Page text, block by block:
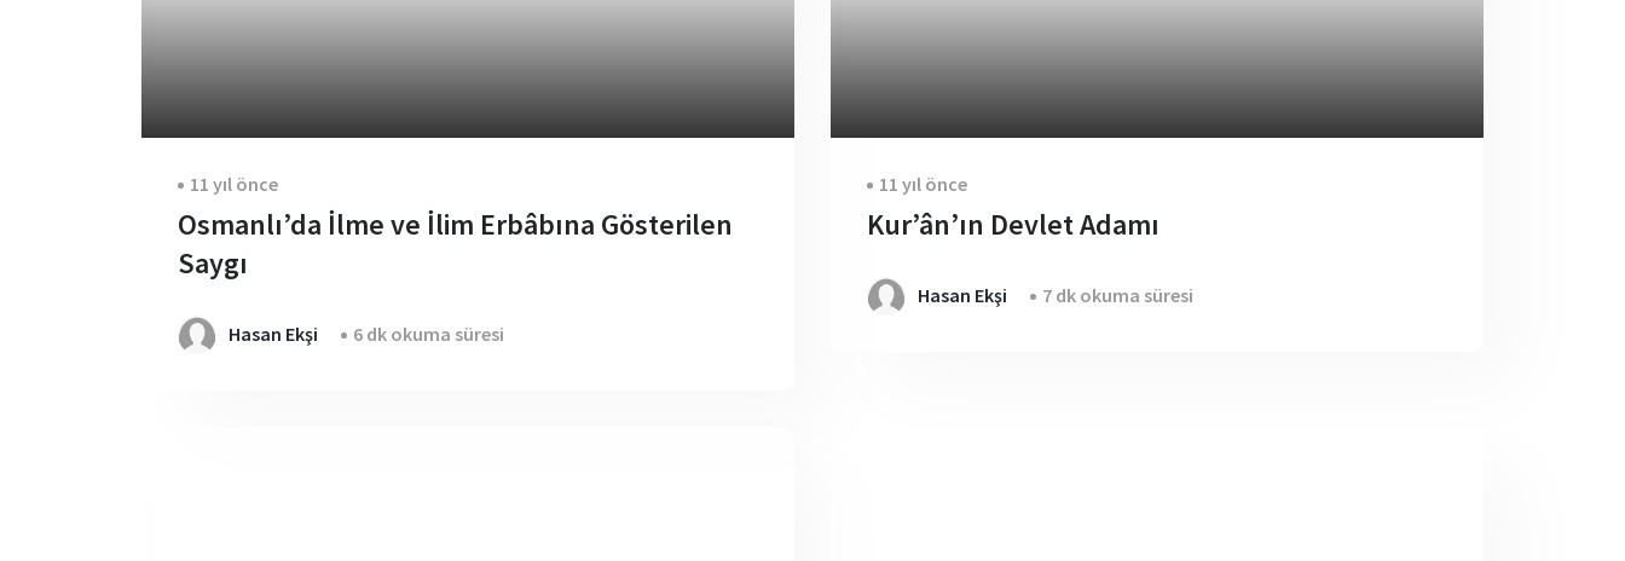
11 yıl önce
Osmanlı’da İlme ve İlim Erbâbına Gösterilen
Saygı
Hasan Ekşi 6 dk okuma süresi
11 yıl önce
Kur’ân’ın Devlet Adamı
Hasan Ekşi 7 dk okuma süresi